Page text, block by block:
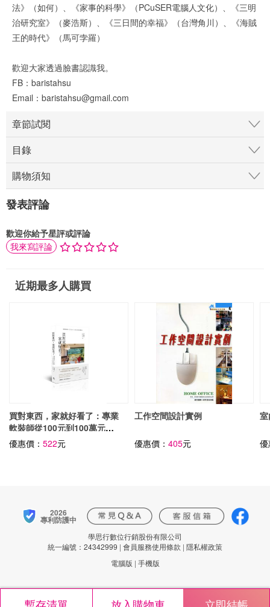
法》（如何）、《家事的科學》（PCuSER電腦人文化）、《三明
治研究室》（麥浩斯）、《三日間的幸福》（台灣角川）、《海賊
王的時代》（馬可孛羅）
歡迎大家透過臉書認識我。
FB：baristahsu
Email：baristahsu@gmail.com
章節試閱
目錄
購物須知
發表評論
歡迎你給予星評或評論
我來寫評論
近期最多人購買
買對東西，家就好看了：專業
軟裝師從100元到100萬元的
居家採購指南
優惠價： 522元
工作空間設計實例
優惠價：405元
2026
專利防護中
學思行數位行銷股份有限公司
統一編號：24342999 | 會員服務使用條款 | 隱私權政策
電腦版 | 手機版